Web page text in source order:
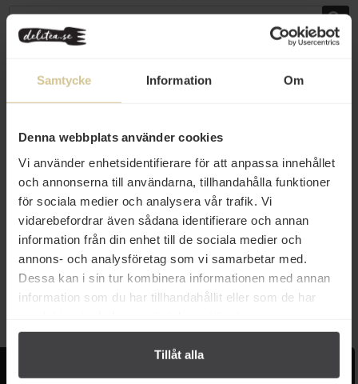
Samtycke Information Om
Denna webbplats använder cookies
Vi använder enhetsidentifierare för att anpassa innehållet
och annonserna till användarna, tillhandahålla funktioner
för sociala medier och analysera vår trafik. Vi
vidarebefordrar även sådana identifierare och annan
information från din enhet till de sociala medier och
annons- och analysföretag som vi samarbetar med.
Dessa kan i sin tur kombinera informationen med annan
information som du har tillhandahållit eller som de har
Tillåt alla
33 kr
Simply No Waste KADO
Strawberry & Vanilla 250ml
Mer info
33 kr
Simply No Waste KADO Ginger
& Lemon 250ml
Mer info
Kundservice Populära länkar